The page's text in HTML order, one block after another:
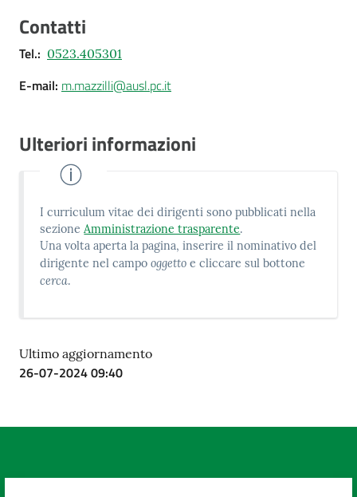
Contatti
Tel.: 0523.405301
E-mail: m.mazzilli@ausl.pc.it
Ulteriori informazioni
I curriculum vitae dei dirigenti sono pubblicati nella
sezioneAmministrazione trasparente.
Una volta aperta la pagina, inserire il nominativo del
dirigente nel campooggetto e cliccare sul bottone
cerca.
Ultimo aggiornamento
26-07-2024 09:40